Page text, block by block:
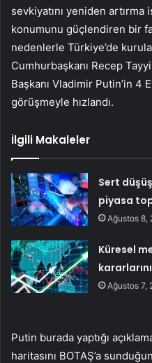
sevkiyatını yeniden artırma
konumunu güçlendiren bir
nedenlerle Türkiye’de
Cumhurbaşkanı Recep
Başkanı Vladimir Putin’in 4
görüşmeyle hızlandı.
İlgili Makaleler
Sert
piyasa
Ağustos 8,
Küresel
Ağustos 7,
Putin burada yaptığı
haritasını BOTAŞ’a